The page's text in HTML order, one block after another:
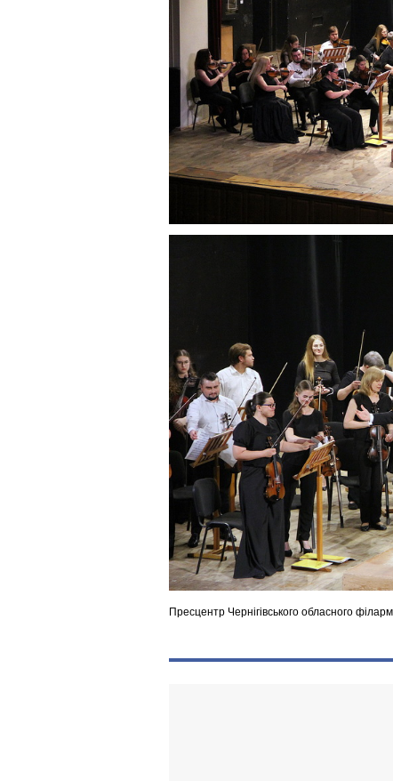
Пресцентр Чернігівського обласного